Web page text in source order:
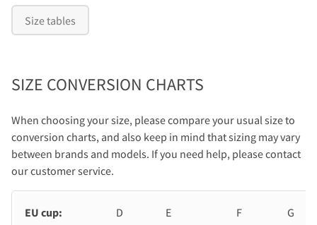
Size tables
SIZE CONVERSION CHARTS
When choosing your size, please compare your usual size to
conversion charts, and also keep in mind that sizing may vary
between brands and models. If you need help, please contact
our customer service.
EU cup: D E F G